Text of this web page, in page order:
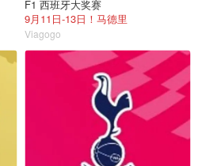
F1 西班牙大奖赛
9月11日-13日！马德里
Viagogo